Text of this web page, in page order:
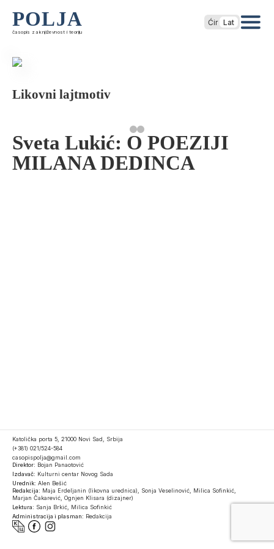
POLJA
časopis za književnost i teoriju
Ćir Lat
Likovni lajtmotiv
Sveta Lukić: O POEZIJI
MILANA DEDINCA
Katolička porta 5, 21000 Novi Sad, Srbija
(+381) 021/524-584
casopispolja@gmail.com
Direktor: Bojan Panaotović
Izdavač: Kulturni centar Novog Sada
Urednik: Alen Bešić
Redakcija: Maja Erdeljanin (likovna urednica), Sonja Veselinović, Milica Sofinkić,
Marjan Čakarević, Ognjen Klisara (dizajner)
Lektura: Sanja Brkić, Milica Sofinkić
Administracija i plasman: Redakcija